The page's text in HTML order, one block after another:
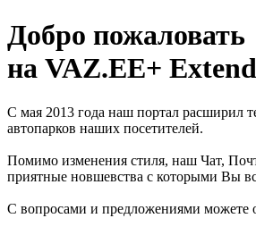
Добро пожаловать
на VAZ.EE+
С мая 2013 года наш портал
автопарков наших посетителей.
Помимо изменения стиля, наш Чат,
приятные новшевства с которыми Вы
С вопросами и предложениями можете